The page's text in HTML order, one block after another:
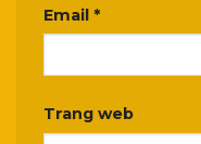
Email *
Trang web